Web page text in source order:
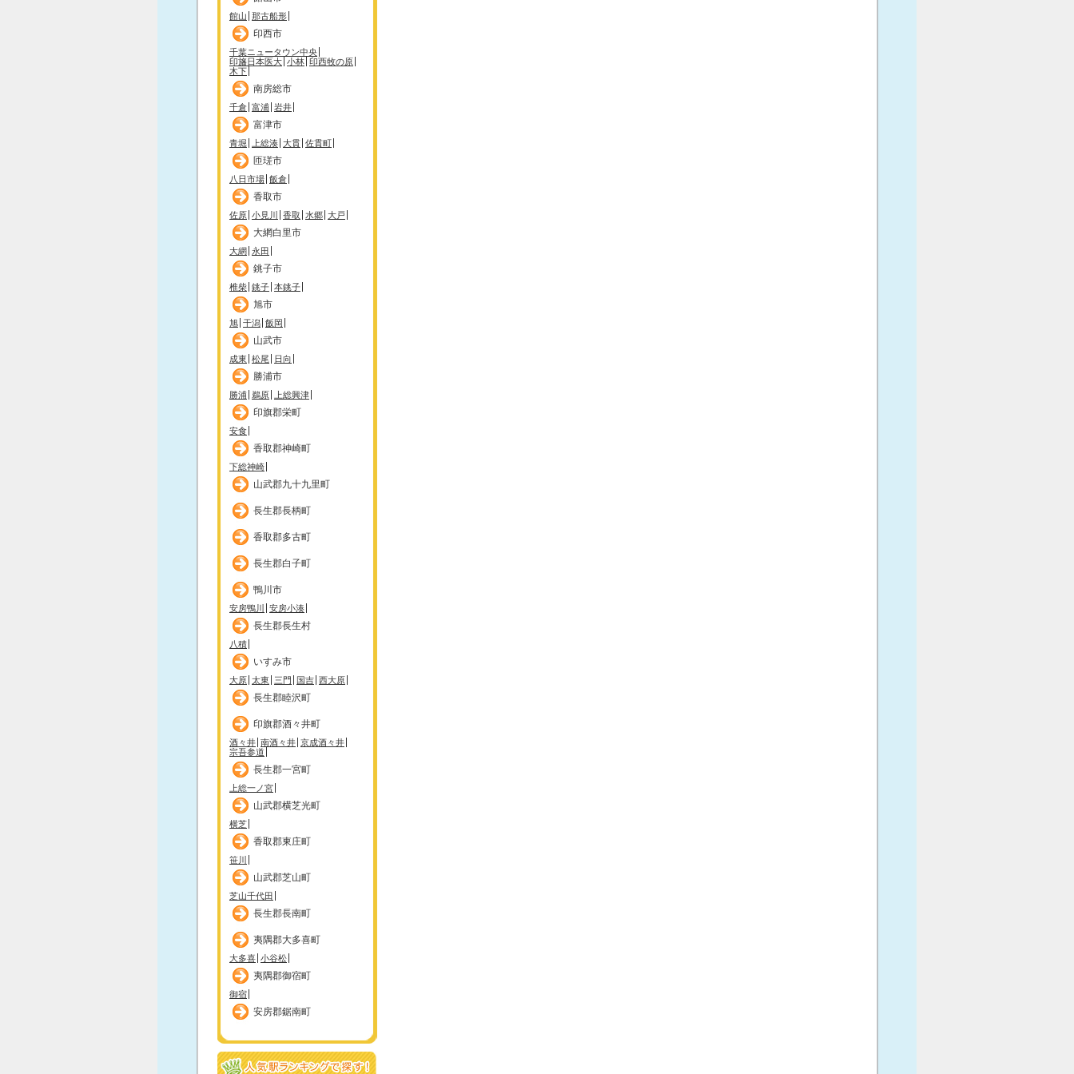
館山 那古船形
印西市
千葉ニュータウン中央
印旛日本医大 小林 印西牧の原
木下
南房総市
千倉 富浦 岩井
富津市
青堀 上総湊 大貫 佐貫町
匝瑳市
八日市場 飯倉
香取市
佐原 小見川 香取 水郷 大戸
大網白里市
大網 永田
銚子市
椎柴 銚子 本銚子
旭市
旭 干潟 飯岡
山武市
成東 松尾 日向
勝浦市
勝浦 鵜原 上総興津
印旗郡栄町
安食
香取郡神崎町
下総神崎
山武郡九十九里町
長生郡長柄町
香取郡多古町
長生郡白子町
鴨川市
安房鴨川 安房小湊
長生郡長生村
八積
いすみ市
大原 太東 三門 国吉 西大原
長生郡睦沢町
印旗郡酒々井町
酒々井 南酒々井 京成酒々井
宗吾参道
長生郡一宮町
上総一ノ宮
山武郡横芝光町
横芝
香取郡東庄町
笹川
山武郡芝山町
芝山千代田
長生郡長南町
夷隅郡大多喜町
大多喜 小谷松
夷隅郡御宿町
御宿
安房郡鋸南町